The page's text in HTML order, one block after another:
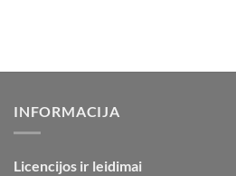
INFORMACIJA
Licencijos ir leidimai